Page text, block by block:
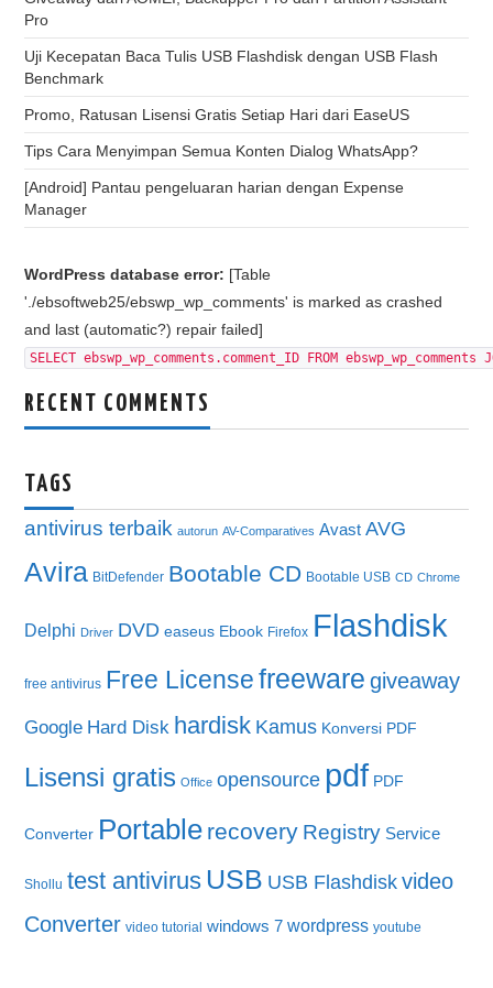
Pro
Uji Kecepatan Baca Tulis USB Flashdisk dengan USB Flash
Benchmark
Promo, Ratusan Lisensi Gratis Setiap Hari dari EaseUS
Tips Cara Menyimpan Semua Konten Dialog WhatsApp?
[Android] Pantau pengeluaran harian dengan Expense
Manager
WordPress database error: [Table
'./ebsoftweb25/ebswp_wp_comments' is marked as crashed
and last (automatic?) repair failed]
SELECT ebswp_wp_comments.comment_ID FROM
RECENT COMMENTS
TAGS
antivirus terbaik autorun AV-Comparatives Avast AVG
Avira BitDefender Bootable CD Bootable USB CD Chrome
Delphi Driver DVD easeus Ebook Firefox Flashdisk
free antivirus Free License freeware giveaway
Google Hard Disk hardisk Kamus Konversi PDF
Lisensi gratis Office opensource pdf PDF
Converter Portable recovery Registry Service
Shollu test antivirus USB USB Flashdisk video
Converter video tutorial windows 7 wordpress youtube